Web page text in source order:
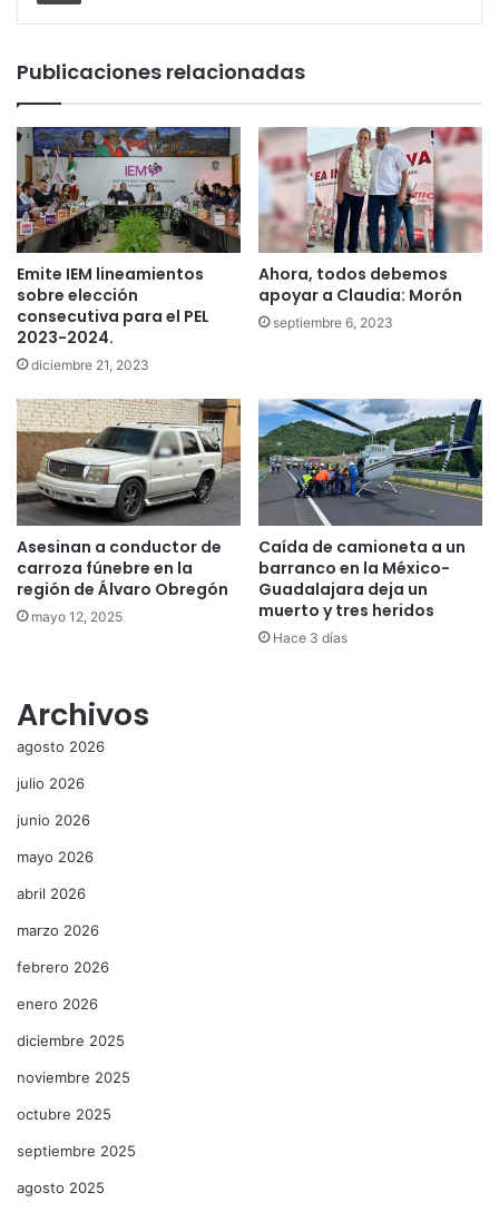
Publicaciones relacionadas
Emite IEM lineamientos
sobre elección
consecutiva para el PEL
2023-2024.
diciembre 21, 2023
Ahora, todos debemos
apoyar a Claudia: Morón
septiembre 6, 2023
Asesinan a conductor de
carroza fúnebre en la
región de Álvaro Obregón
mayo 12, 2025
Caída de camioneta a un
barranco en la México-
Guadalajara deja un
muerto y tres heridos
Hace 3 días
Archivos
agosto 2026
julio 2026
junio 2026
mayo 2026
abril 2026
marzo 2026
febrero 2026
enero 2026
diciembre 2025
noviembre 2025
octubre 2025
septiembre 2025
agosto 2025